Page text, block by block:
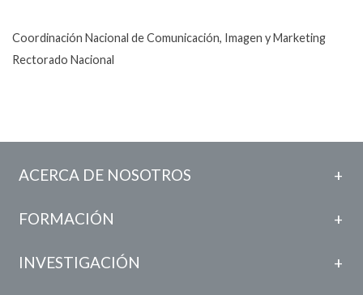
Coordinación Nacional de Comunicación, Imagen y Marketing
Rectorado Nacional
ACERCA DE NOSOTROS
FORMACIÓN
INVESTIGACIÓN